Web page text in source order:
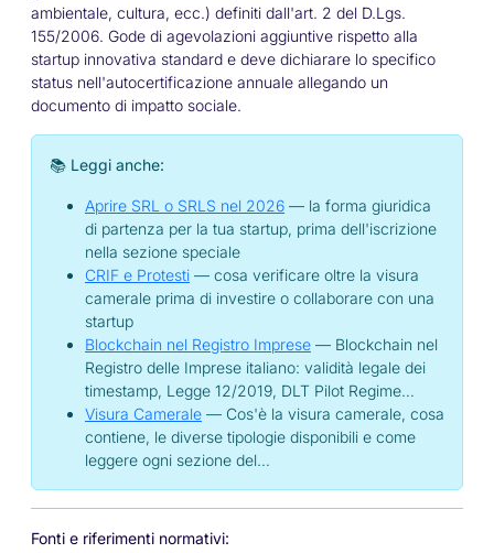
ambientale, cultura, ecc.) definiti dall'art. 2 del D.Lgs.
155/2006. Gode di agevolazioni aggiuntive rispetto alla
startup innovativa standard e deve dichiarare lo specifico
status nell'autocertificazione annuale allegando un
documento di impatto sociale.
📚 Leggi anche:
Aprire SRL o SRLS nel 2026 — la forma giuridica
di partenza per la tua startup, prima dell'iscrizione
nella sezione speciale
CRIF e Protesti — cosa verificare oltre la visura
camerale prima di investire o collaborare con una
startup
Blockchain nel Registro Imprese — Blockchain nel
Registro delle Imprese italiano: validità legale dei
timestamp, Legge 12/2019, DLT Pilot Regime…
Visura Camerale — Cos'è la visura camerale, cosa
contiene, le diverse tipologie disponibili e come
leggere ogni sezione del…
Fonti e riferimenti normativi: